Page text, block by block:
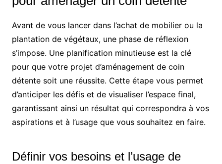
Avant de vous lancer dans l’achat de mobilier ou la
plantation de végétaux, une phase de réflexion
s’impose. Une planification minutieuse est la clé
pour que votre projet d’aménagement de coin
détente soit une réussite. Cette étape vous permet
d’anticiper les défis et de visualiser l’espace final,
garantissant ainsi un résultat qui correspondra à vos
aspirations et à l’usage que vous souhaitez en faire.
Définir vos besoins et l’usage de